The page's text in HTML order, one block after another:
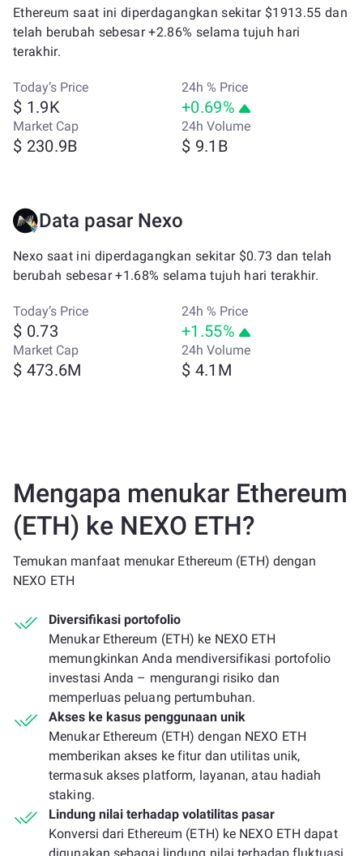
Ethereum saat ini diperdagangkan sekitar $1913.55 dan
telah berubah sebesar +2.86% selama tujuh hari
terakhir.
Today’s Price
$ 1.9K
24h % Price
+0.69%
Market Cap
$ 230.9B
24h Volume
$ 9.1B
Data pasar Nexo
Nexo saat ini diperdagangkan sekitar $0.73 dan telah
berubah sebesar +1.68% selama tujuh hari terakhir.
Today’s Price
$ 0.73
24h % Price
+1.55%
Market Cap
$ 473.6M
24h Volume
$ 4.1M
Mengapa menukar Ethereum
(ETH) ke NEXO ETH?
Temukan manfaat menukar Ethereum (ETH) dengan
NEXO ETH
Diversifikasi portofolio
Menukar Ethereum (ETH) ke NEXO ETH
memungkinkan Anda mendiversifikasi portofolio
investasi Anda – mengurangi risiko dan
memperluas peluang pertumbuhan.
Akses ke kasus penggunaan unik
Menukar Ethereum (ETH) dengan NEXO ETH
memberikan akses ke fitur dan utilitas unik,
termasuk akses platform, layanan, atau hadiah
staking.
Lindung nilai terhadap volatilitas pasar
Konversi dari Ethereum (ETH) ke NEXO ETH dapat